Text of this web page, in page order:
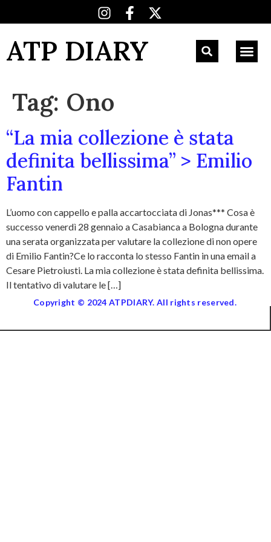
ATP DIARY
Tag: Ono
“La mia collezione è stata
definita bellissima” > Emilio
Fantin
L’uomo con cappello e palla accartocciata di Jonas*** Cosa è
successo venerdì 28 gennaio a Casabianca a Bologna durante
una serata organizzata per valutare la collezione di non opere
di Emilio Fantin?Ce lo racconta lo stesso Fantin in una email a
Cesare Pietroiusti. La mia collezione è stata definita bellissima.
Il tentativo di valutare le […]
Copyright © 2024 ATPDIARY. All rights reserved.